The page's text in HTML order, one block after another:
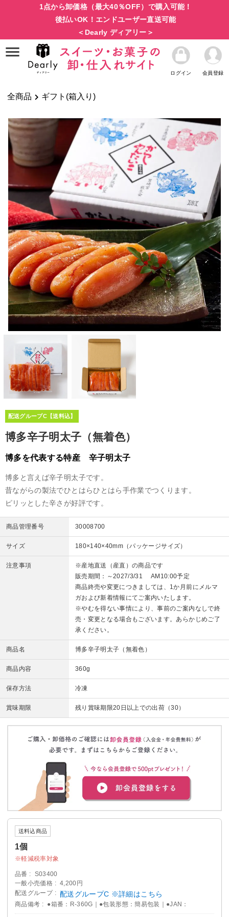
1点から卸価格（最大40％OFF）で購入可能！
後払いOK！エンドユーザー直送可能
＜Dearly ディアリー＞
ログイン 会員登録
全商品 ギフト(箱入り)
配送グループC【送料込】
博多辛子明太子（無着色）
博多を代表する特産 辛子明太子
博多と言えば辛子明太子です。
昔ながらの製法でひとはらひとはら手作業でつくります。
ピリッとした辛さが好評です。
商品管理番号 30008700
サイズ 180×140×40mm（パッケージサイズ）
注意事項
※産地直送（産直）の商品です
販売期間：～2027/3/31 AM10:00予定
商品終売や変更につきましては、1か月前にメルマ
ガおよび新着情報にてご案内いたします。
※やむを得ない事情により、事前のご案内なしで終
売・変更となる場合もございます。あらかじめご了
承ください。
商品名 博多辛子明太子（無着色）
商品内容 360g
保存方法 冷凍
賞味期限 残り賞味期限20日以上での出荷（30）
送料込商品
1個
軽減税率対象
品番
S03400
一般小売価格
4,200円
配送グループ
配送グループC ※詳細はこちら
商品備考 ●箱番：R-360G｜●包装形態：簡易包装｜●JAN：